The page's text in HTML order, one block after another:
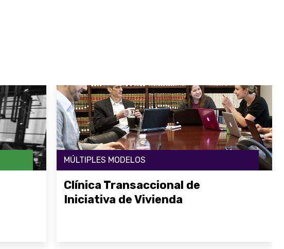
MÚLTIPLES MODELOS
Clínica Transaccional de
Iniciativa de Vivienda